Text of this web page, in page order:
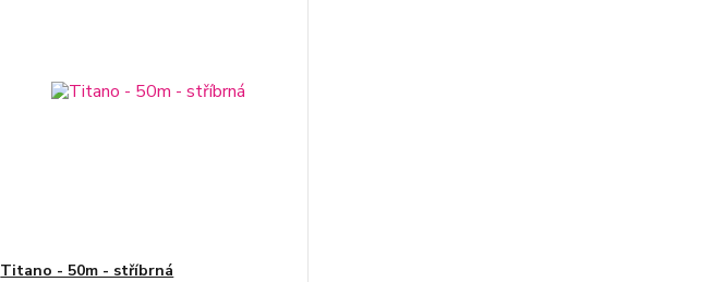
Titano - 50m - stříbrná